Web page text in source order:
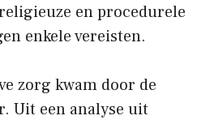
en procedurele
enkele vereisten.
zorg kwam door de
Uit een analyse uit